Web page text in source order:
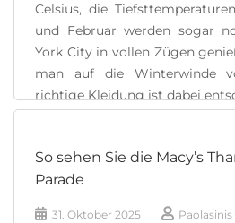
Celsius, die
und Februar werden sogar
York City in vollen Zügen
man auf die Winterwinde
richtige Kleidung ist dabei
So sehen Sie die Macy’s
Parade
31. Oktober 2025
Paolasinis